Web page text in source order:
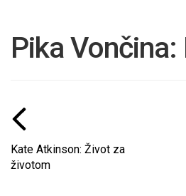
Pika
Kate Atkinson: Život za
životom